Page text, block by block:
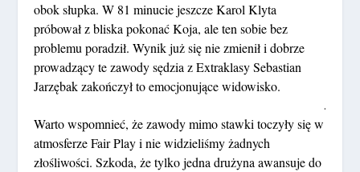
obok słupka. W 81 minucie jeszcze Karol Klyta
próbował z bliska pokonać Koja, ale ten sobie bez
problemu poradził. Wynik już się nie zmienił i dobrze
prowadzący te zawody sędzia z Extraklasy Sebastian
Jarzębak zakończył to emocjonujące widowisko.
.
Warto wspomnieć, że zawody mimo stawki toczyły się w
atmosferze Fair Play i nie widzieliśmy żadnych
złośliwości. Szkoda, że tylko jedna drużyna awansuje do